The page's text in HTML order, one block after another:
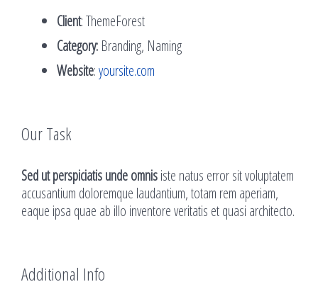
Client: ThemeForest
Category: Branding, Naming
Website:yoursite.com
Our Task
Sed ut perspiciatis unde omnisiste natus error sit voluptatem
accusantium doloremque laudantium, totam rem aperiam,
eaque ipsa quae ab illo inventore veritatis et quasi architecto.
Additional Info